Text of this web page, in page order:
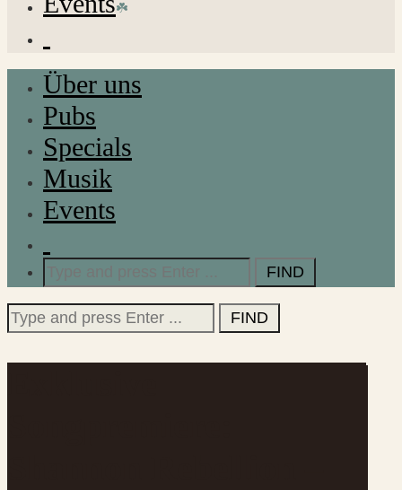
Über uns
Pubs
Specials
Musik
Events
for:
Search
for: